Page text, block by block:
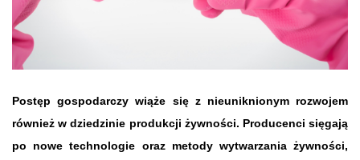
Postęp gospodarczy wiąże się z nieuniknionym rozwojem
również w dziedzinie produkcji żywności. Producenci sięgają
po nowe technologie oraz metody wytwarzania żywności,